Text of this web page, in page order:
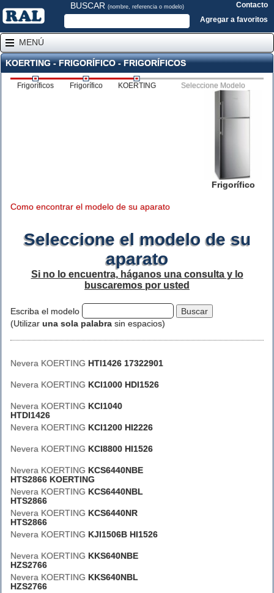
BUSCAR (nombre, referencia o modelo)
Contacto
Agregar a favoritos
MENÚ
KOERTING - FRIGORÍFICO - FRIGORÍFICOS
Frigoríficos Frigorífico KOERTING Seleccione Modelo
Frigorífico
Como encontrar el modelo de su aparato
Seleccione el modelo de su
aparato
Si no lo encuentra, háganos una consulta y lo
buscaremos por usted
Escriba el modelo
(Utilizar una sola palabra sin espacios)
Nevera KOERTING HTI1426 17322901
Nevera KOERTING KCI1000 HDI1526
Nevera KOERTING KCI1040
HTDI1426
Nevera KOERTING KCI1200 HI2226
Nevera KOERTING KCI8800 HI1526
Nevera KOERTING KCS6440NBE
HTS2866 KOERTING
Nevera KOERTING KCS6440NBL
HTS2866
Nevera KOERTING KCS6440NR
HTS2866
Nevera KOERTING KJI1506B HI1526
Nevera KOERTING KKS640NBE
HZS2766
Nevera KOERTING KKS640NBL
HZS2766